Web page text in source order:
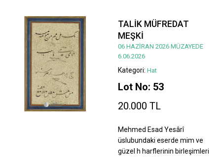
TALİK MÜFREDAT
MEŞKİ
06 HAZİRAN 2026 MÜZAYEDE
6.06.2026
Kategori: Hat
Lot No: 53
20.000 TL
Mehmed Esad Yesârî
üslubundaki eserde mim ve
güzel h harflerinin birleşimleri